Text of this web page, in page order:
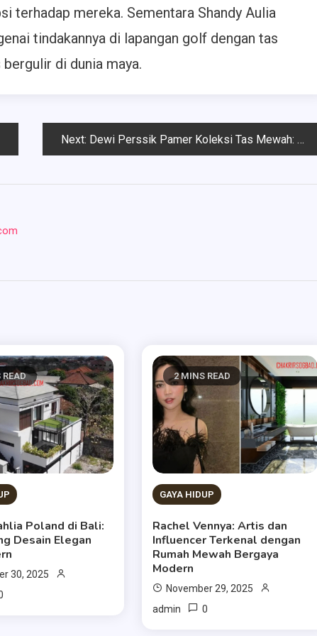
terhadap mereka. Sementara Shandy Aulia
tindakannya di lapangan golf dengan tas
di dunia maya.
Next: Dewi Perssik Pamer Koleksi Tas Mewah: Bukti Kerja Keras
Poland di Bali:
Desain Elegan
30, 2025
2 MINS READ
GAYA HIDUP
Rachel Vennya: Artis dan
Influencer Terkenal dengan
Rumah Mewah Bergaya
Modern
November 29, 2025
admin
0